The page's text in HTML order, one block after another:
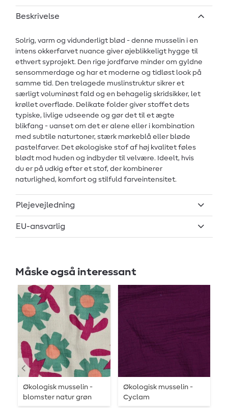
Beskrivelse
Solrig, varm og vidunderligt blød - denne musselin i en
intens okkerfarvet nuance giver øjeblikkeligt hygge til
ethvert syprojekt. Den rige jordfarve minder om gyldne
sensommerdage og har et moderne og tidløst look på
samme tid. Den trelagede muslinstruktur sikrer et
særligt voluminøst fald og en behagelig skridsikker, let
krøllet overflade. Delikate folder giver stoffet dets
typiske, livlige udseende og gør det til et ægte
blikfang - uanset om det er alene eller i kombination
med subtile naturtoner, stærk mørkeblå eller bløde
pastelfarver. Det økologiske stof af høj kvalitet føles
blødt mod huden og indbyder til velvære. Ideelt, hvis
du er på udkig efter et stof, der kombinerer
naturlighed, komfort og stilfuld farveintensitet.
Plejevejledning
EU-ansvarlig
Måske også interessant
Økologisk musselin -
blomster natur grøn
Økologisk musselin -
Cyclam